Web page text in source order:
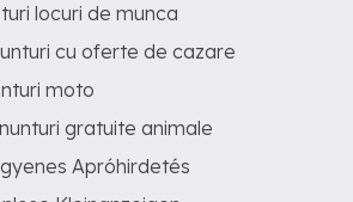
locuri de munca
cu oferte de cazare
moto
gratuite animale
Apróhirdetés